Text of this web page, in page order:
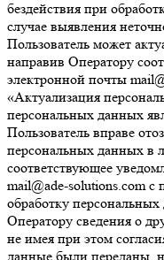
бездействия при
случае выявления
Пользователь может
направив Оператору
электронной почты
«Актуализация
персональных данных
Пользователь вправе
персональных данных в
соответствующее
mail@ade-solutions.com с
обработку
Оператору сведения о
не имея при этом
данные были переданы,